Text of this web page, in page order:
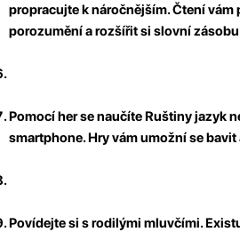
propracujte k náročnějším. Čtení vám
porozumění a rozšířit si slovní
Pomocí her se naučíte Ruštiny jazyk
smartphone. Hry vám umožní se
Povídejte si s rodilými mluvčími.